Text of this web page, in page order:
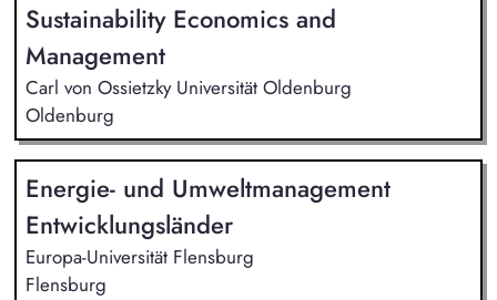
Sustainability Economics and
Management
Carl von Ossietzky Universität Oldenburg
Oldenburg
Energie- und Umweltmanagement
Entwicklungsländer
Europa-Universität Flensburg
Flensburg